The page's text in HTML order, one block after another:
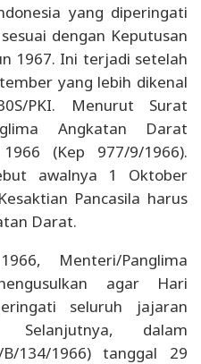
yang diperingati
dengan Keputusan
1967. Ini terjadi setelah
yang lebih dikenal
PKI. Menurut Surat
Angkatan Darat
(Kep 977/9/1966).
awalnya 1 Oktober
Pancasila harus
Darat.
Menteri/Panglima
agar Hari
seluruh jajaran
Selanjutnya, dalam
134/1966) tanggal 29